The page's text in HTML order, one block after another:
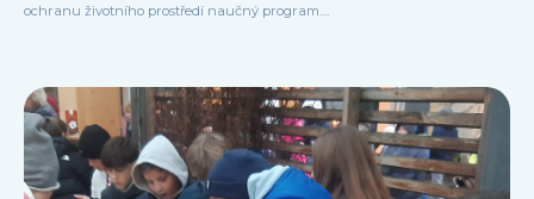
ochranu životního prostředí naučný program....